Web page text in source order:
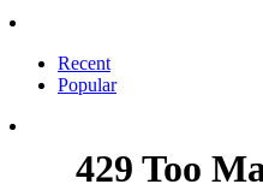
Recent
Popular